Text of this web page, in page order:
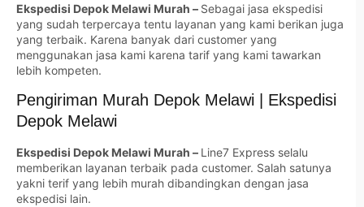
Ekspedisi Depok Melawi Murah – Sebagai jasa ekspedisi
yang sudah terpercaya tentu layanan yang kami berikan juga
yang terbaik. Karena banyak dari customer yang
menggunakan jasa kami karena tarif yang kami tawarkan
lebih kompeten.
Pengiriman Murah Depok Melawi | Ekspedisi
Depok Melawi
Ekspedisi Depok Melawi Murah – Line7 Express selalu
memberikan layanan terbaik pada customer. Salah satunya
yakni terif yang lebih murah dibandingkan dengan jasa
ekspedisi lain.